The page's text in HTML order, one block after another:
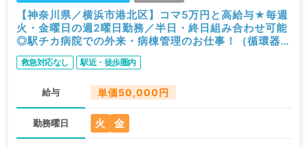
【神奈川県／横浜市港北区】コマ5万円と高給与★毎週
火・金曜日の週2曜日勤務／半日・終日組み合わせ可能
◎駅チカ病院での外来・病棟管理のお仕事！（循環器内
科、一般内科／非常勤）
救急対応なし 駅近・徒歩圏内
給与 単価50,000円
勤務曜日 火 金